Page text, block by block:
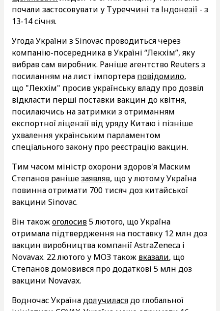
почали застосовувати у Туреччині та Індонезії - з
13-14 січня.
Угода України з Sinovac проводиться через
компанію-посередника в Україні “Лекхім”, яку
вибрав сам виробник. Раніше агентство Reuters з
посиланням на лист імпортера повідомило,
що "Лекхім" просив українську владу про дозвіл
відкласти перші поставки вакцин до квітня,
посилаючись на затримки з отриманням
експортної ліцензії від уряду Китаю і пізніше
ухвалення українським парламентом
спеціального закону про реєстрацію вакцин.
Тим часом міністр охорони здоров'я Маским
Степанов ранішезаявляв, що у лютому Україна
повинна отримати 700 тисяч доз китайської
вакцини Sinovac.
Він такожоголосив5 лютого, що Україна
отримала підтвердження на поставку 12 млн доз
вакцин виробництва компанії AstraZeneca і
Novavax. 22 лютого у МОЗ також вказали, що
Степанов домовився про додаткові 5 млн доз
вакцини Novavax.
Водночас Українадолучиласядо глобальної